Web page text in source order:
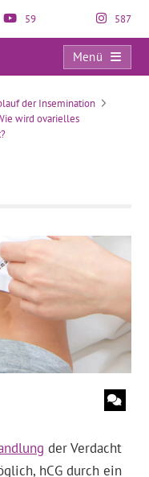
59 587
Menü
der Insemination
wird ovarielles
der Verdacht
hCG durch ein